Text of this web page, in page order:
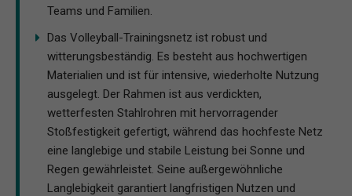
Teams und Familien.
Das Volleyball-Trainingsnetz ist robust und
witterungsbeständig. Es besteht aus hochwertigen
Materialien und ist für intensive, wiederholte Nutzung
ausgelegt. Der Rahmen ist aus verdickten,
wetterfesten Stahlrohren mit hervorragender
Stoßfestigkeit gefertigt, während das hochfeste Netz
eine langlebige und stabile Leistung bei Sonne und
Regen gewährleistet. Seine außergewöhnliche
Langlebigkeit garantiert langfristigen Nutzen und